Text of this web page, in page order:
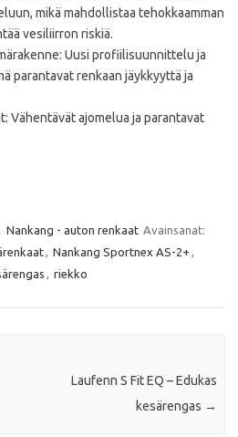
mikä mahdollistaa tehokkaamman
vesiliirron riskiä.
Uusi profiilisuunnittelu ja
parantavat renkaan jäykkyyttä ja
Vähentävät ajomelua ja parantavat
Nankang - auton renkaat Avainsanat:
Nankang Sportnex AS-2+
riekko
Laufenn S Fit EQ – Edukas
kesärengas →